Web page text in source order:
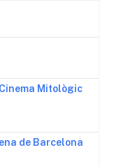
Cinema Mitològic
de Barcelona